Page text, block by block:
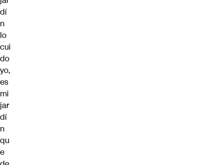
dí
n
lo
cui
do
yo,
es
mi
jar
dí
n
qu
e